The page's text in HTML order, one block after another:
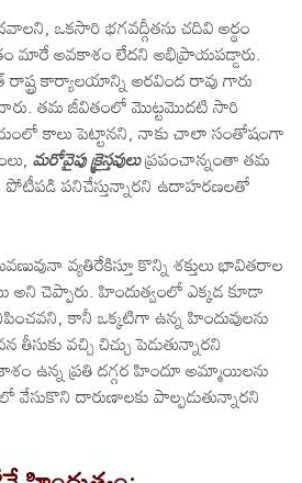
ఒకసారి భగవద్గీతను చదివి అర్థం
మారే అవకాశం లేదని అభిప్రాయపడ్డారు.
కార్యాలయాన్ని అరవింద రావు గారు
తమ జీవితంలో మొట్టమొదటి సారి
కాలు పెట్టానని, నాకు చాలా సంతోషంగా
మరోవైపు క్రైస్తవులుప్రపంచాన్నంతా తమ
పనిచేస్తున్నారని ఉదాహరణలతో
వ్యతిరేకిస్తూ కొన్ని శక్తులు భావితరాల
అని చెప్పారు. హిందుత్వంలో ఎక్కడ కూడా
కానీ ఒక్కటిగా ఉన్న హిందువులను
తీసుకు వచ్చి చిచ్చు పెడుతున్నారని
ఉన్న ప్రతి దగ్గర హిందూ అమ్మాయిలను
దారుణాలకు పాల్పడుతున్నారని